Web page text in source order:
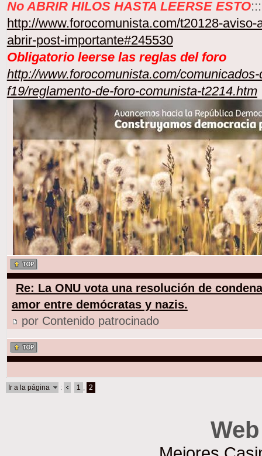
No ABRIR HILOS HASTA LEERSE ESTO:::
http://www.forocomunista.com/t20128-
abrir-post-importante#245530
Obligatorio leerse las reglas del foro
http://www.forocomunista.com/
f19/reglamento-de-foro-comunista-t2214.htm
Re: La ONU vota una resolución de
amor entre demócratas y nazis.
por Contenido patrocinado
Ir a la página : 1 2